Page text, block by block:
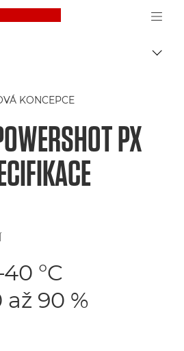
Canon Logo, back to
KONCEPCE
PX
°C
90 %